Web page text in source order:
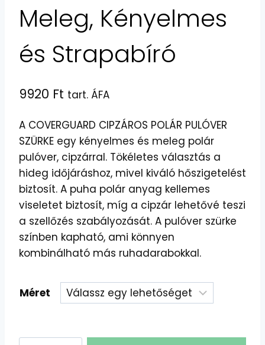
Meleg, Kényelmes
és Strapabíró
9920 Ft tart. ÁFA
A COVERGUARD CIPZÁROS POLÁR PULÓVER
SZÜRKE egy kényelmes és meleg polár
pulóver, cipzárral. Tökéletes választás a
hideg időjáráshoz, mivel kiváló hőszigetelést
biztosít. A puha polár anyag kellemes
viseletet biztosít, míg a cipzár lehetővé teszi
a szellőzés szabályozását. A pulóver szürke
színben kapható, ami könnyen
kombinálható más ruhadarabokkal.
Méret